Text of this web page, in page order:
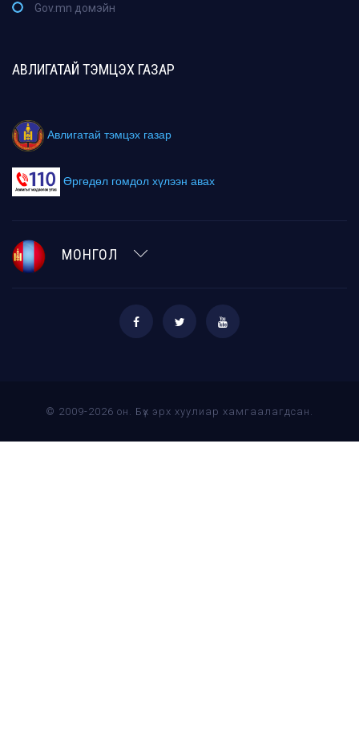
Gov.mn домэйн
АВЛИГАТАЙ ТЭМЦЭХ ГАЗАР
Авлигатай тэмцэх газар
Өргөдөл гомдол хүлээн авах
МОНГОЛ
© 2009-2026 он. Бүх эрх хуулиар хамгаалагдсан.